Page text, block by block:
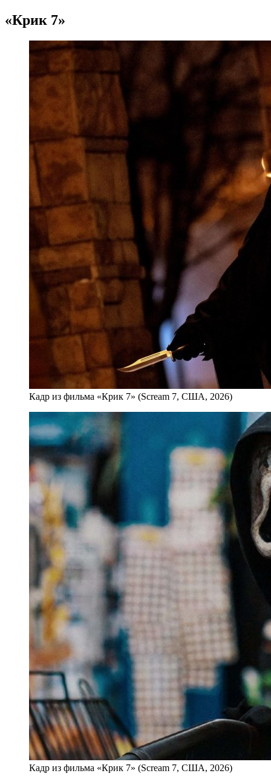
«Крик 7»
Кадр из фильма «Крик 7» (Scream 7, США, 2026)
Кадр из фильма «Крик 7» (Scream 7, США, 2026)